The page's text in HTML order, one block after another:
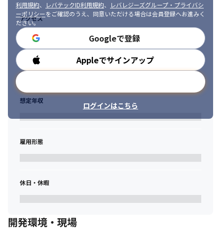
社内のコミュニケーションを大切にしています。
・会社から仕事を与えられるのではなく、 自ら課題を見つけ、提
案し、動かし、形にできる人
・自分の成長で、会社を一段上へ押し上げることに喜びを感じる
・世の中をちょっと良くする“仕組み・事業”を生み出すことが、
おもしろそうだと思える感性を持っている人
利用規約、 レバテックID利用規約、
レバレジーズグループ・プライバシ
ーポリシーをご確認のうえ、同意いただける場合は会員登録へお進みく
ださい。
Googleで登録
Appleでサインアップ
ログインはこちら
アクセス
勤務時間
想定年収
雇用形態
休日・休暇
開発環境・現場